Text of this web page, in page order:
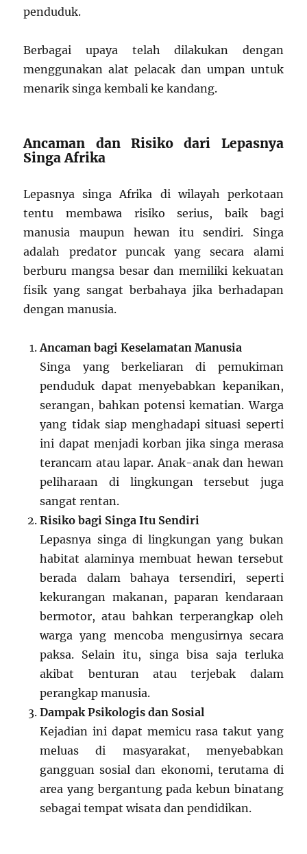
penduduk.
Berbagai upaya telah dilakukan dengan
menggunakan alat pelacak dan umpan untuk
menarik singa kembali ke kandang.
Ancaman dan Risiko dari Lepasnya
Singa Afrika
Lepasnya singa Afrika di wilayah perkotaan
tentu membawa risiko serius, baik bagi
manusia maupun hewan itu sendiri. Singa
adalah predator puncak yang secara alami
berburu mangsa besar dan memiliki kekuatan
fisik yang sangat berbahaya jika berhadapan
dengan manusia.
Ancaman bagi Keselamatan Manusia
Singa yang berkeliaran di pemukiman
penduduk dapat menyebabkan kepanikan,
serangan, bahkan potensi kematian. Warga
yang tidak siap menghadapi situasi seperti
ini dapat menjadi korban jika singa merasa
terancam atau lapar. Anak-anak dan hewan
peliharaan di lingkungan tersebut juga
sangat rentan.
Risiko bagi Singa Itu Sendiri
Lepasnya singa di lingkungan yang bukan
habitat alaminya membuat hewan tersebut
berada dalam bahaya tersendiri, seperti
kekurangan makanan, paparan kendaraan
bermotor, atau bahkan terperangkap oleh
warga yang mencoba mengusirnya secara
paksa. Selain itu, singa bisa saja terluka
akibat benturan atau terjebak dalam
perangkap manusia.
Dampak Psikologis dan Sosial
Kejadian ini dapat memicu rasa takut yang
meluas di masyarakat, menyebabkan
gangguan sosial dan ekonomi, terutama di
area yang bergantung pada kebun binatang
sebagai tempat wisata dan pendidikan.